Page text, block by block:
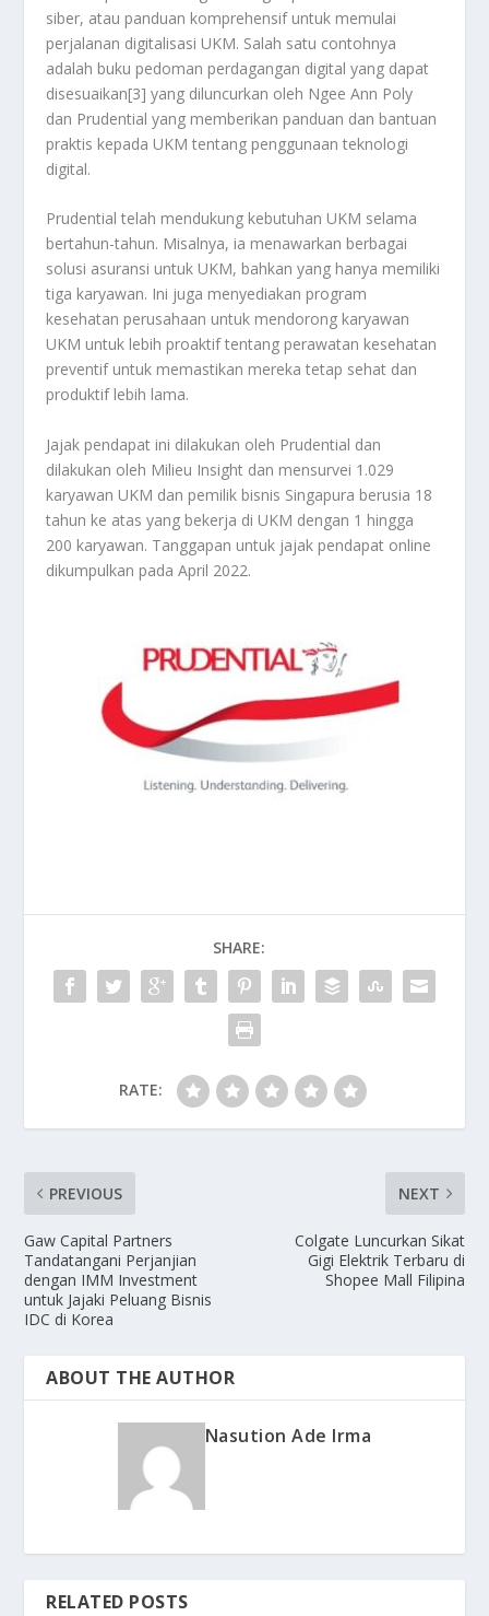
siber, atau panduan komprehensif untuk memulai
perjalanan digitalisasi UKM. Salah satu contohnya
adalah buku pedoman perdagangan digital yang dapat
disesuaikan[3] yang diluncurkan oleh Ngee Ann Poly
dan Prudential yang memberikan panduan dan bantuan
praktis kepada UKM tentang penggunaan teknologi
digital.
Prudential telah mendukung kebutuhan UKM selama
bertahun-tahun. Misalnya, ia menawarkan berbagai
solusi asuransi untuk UKM, bahkan yang hanya memiliki
tiga karyawan. Ini juga menyediakan program
kesehatan perusahaan untuk mendorong karyawan
UKM untuk lebih proaktif tentang perawatan kesehatan
preventif untuk memastikan mereka tetap sehat dan
produktif lebih lama.
Jajak pendapat ini dilakukan oleh Prudential dan
dilakukan oleh Milieu Insight dan mensurvei 1.029
karyawan UKM dan pemilik bisnis Singapura berusia 18
tahun ke atas yang bekerja di UKM dengan 1 hingga
200 karyawan. Tanggapan untuk jajak pendapat online
dikumpulkan pada April 2022.
SHARE:
RATE:
PREVIOUS
Gaw Capital Partners
Tandatangani Perjanjian
dengan IMM Investment
untuk Jajaki Peluang Bisnis
IDC di Korea
NEXT
Colgate Luncurkan Sikat
Gigi Elektrik Terbaru di
Shopee Mall Filipina
ABOUT THE AUTHOR
Nasution Ade Irma
RELATED POSTS